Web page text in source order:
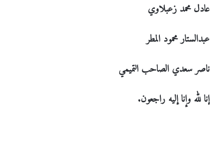
عادل محمد زعبلاوي
عبدالستار محمود المطر
ناصر سعدي الصاحب التميمي
إنا لله وإنا إليه راجعون.